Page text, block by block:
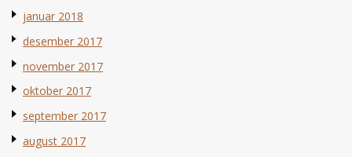
januar 2018
desember 2017
november 2017
oktober 2017
september 2017
august 2017